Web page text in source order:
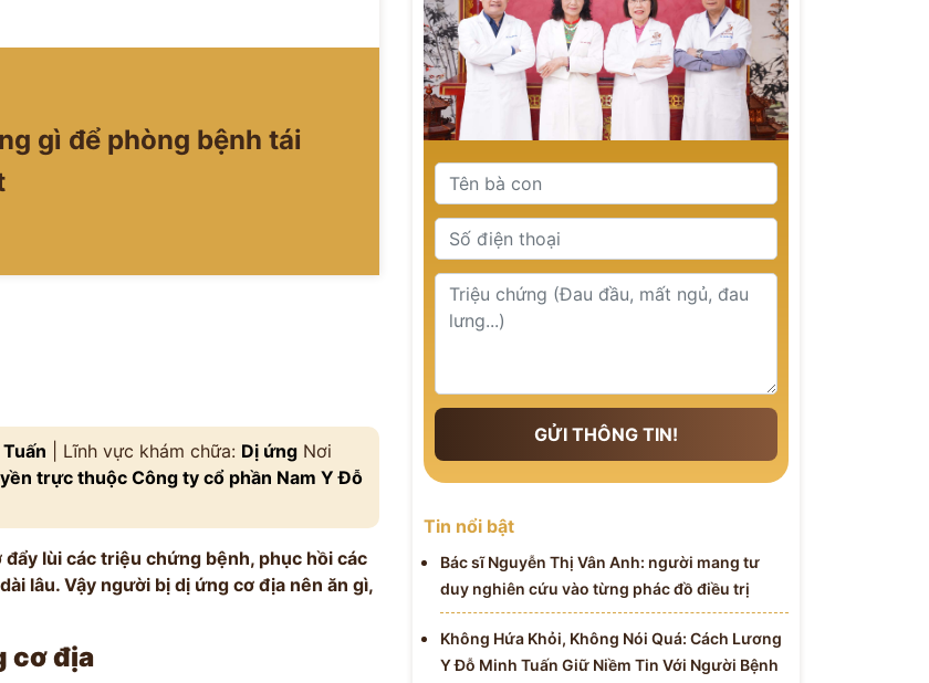
gì để phòng bệnh tái
| Lĩnh vực khám chữa: Dị ứng Nơi
trực thuộc Công ty cổ phần Nam Y Đỗ
lùi các triệu chứng bệnh, phục hồi các
lâu. Vậy người bị dị ứng cơ địa nên ăn gì,
cơ địa
GỬI THÔNG TIN!
Tin nổi bật
Bác sĩ Nguyễn Thị Vân Anh: người mang tư
duy nghiên cứu vào từng phác đồ điều trị
Không Hứa Khỏi, Không Nói Quá: Cách Lương
Y Đỗ Minh Tuấn Giữ Niềm Tin Với Người Bệnh